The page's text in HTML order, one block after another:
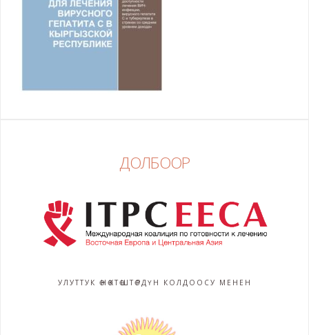
ДОЛБООР
УЛУТТУК ӨНӨКТӨШТӨРДҮН КОЛДООСУ МЕНЕН